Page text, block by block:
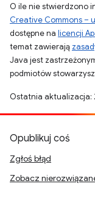
O ile nie stwierdzono
Creative Commons –
dostępne na licencji
temat zawierają
Java jest
podmiotów
Ostatnia aktualizacja:
Opublikuj coś
Zgłoś błąd
Zobacz